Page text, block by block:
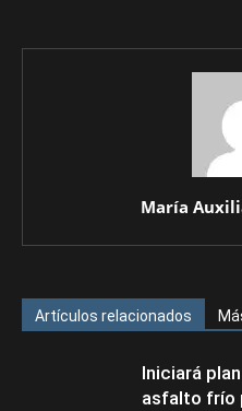
María
Artículos relacionados
Iniciará
asfalto frío